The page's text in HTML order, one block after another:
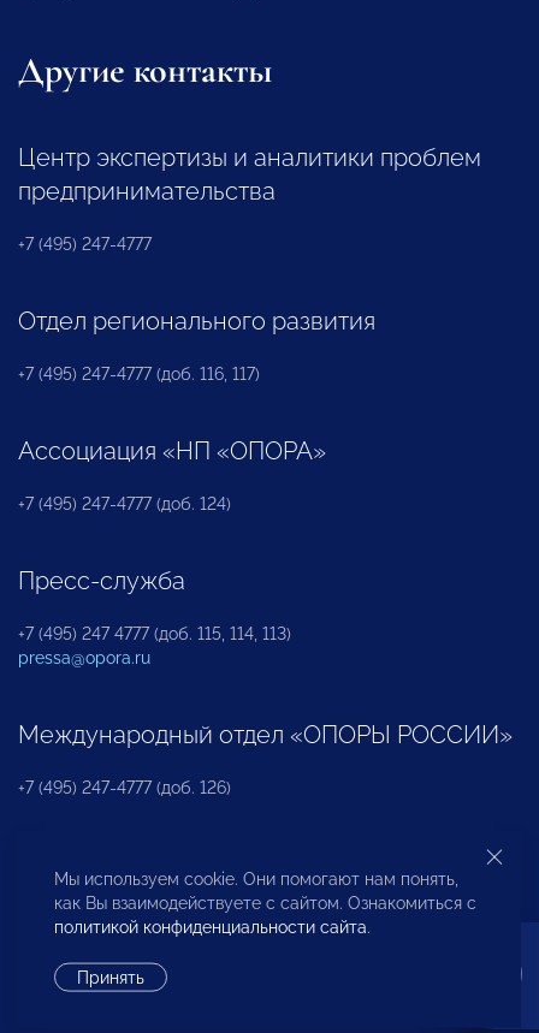
Другие контакты
Центр экспертизы и аналитики проблем
предпринимательства
+7 (495) 247-4777
Отдел регионального развития
+7 (495) 247-4777 (доб. 116, 117)
Ассоциация «НП «ОПОРА»
+7 (495) 247-4777 (доб. 124)
Пресс-служба
+7 (495) 247 4777 (доб. 115, 114, 113)
pressa@opora.ru
Международный отдел «ОПОРЫ РОССИИ»
+7 (495) 247-4777 (доб. 126)
Бюро по защите прав предпринимателей и
инвесторов
Мы используем cookie. Они помогают нам понять,
как Вы взаимодействуете с сайтом. Ознакомиться с
политикой конфиденциальности сайта.
Принять